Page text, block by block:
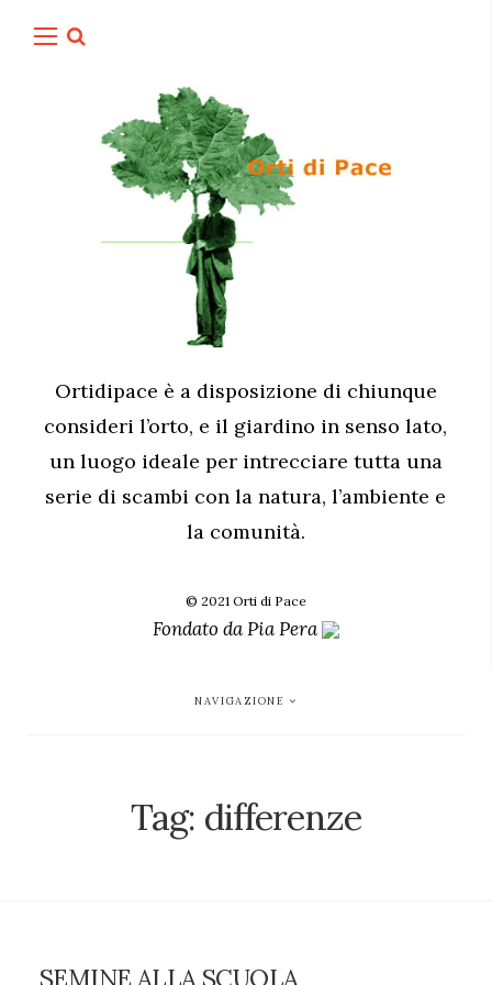
Ortidipace è a disposizione di chiunque
consideri l’orto, e il giardino in senso lato,
un luogo ideale per intrecciare tutta una
serie di scambi con la natura, l’ambiente e
la comunità.
© 2021 Orti di Pace
Fondato daPia Pera
NAVIGAZIONE
Tag: differenze
SEMINE ALLA SCUOLA